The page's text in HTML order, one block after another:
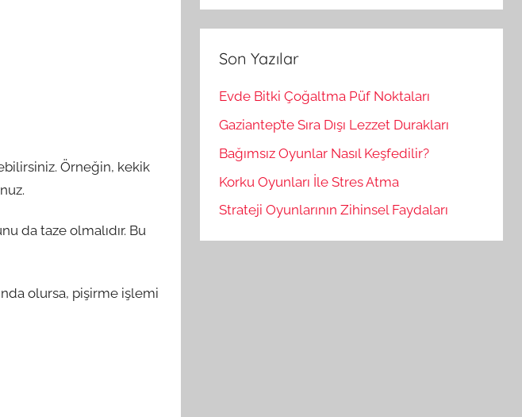
Örneğin, kekik
da taze olmalıdır. Bu
olursa, pişirme işlemi
a
m
a
Son Yazılar
Evde Bitki Çoğaltma Püf Noktaları
Gaziantep’te Sıra Dışı Lezzet Durakları
Bağımsız Oyunlar Nasıl Keşfedilir?
Korku Oyunları İle Stres Atma
Strateji Oyunlarının Zihinsel Faydaları